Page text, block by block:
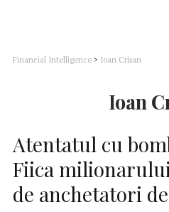
Financial Intelligence > Ioan Crisan
Ioan
Atentatul cu
Fiica
de anchetatori